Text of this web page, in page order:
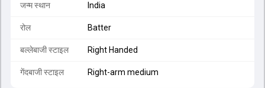
जन्म स्थान India
रोल Batter
बल्लेबाजी स्टाइल Right Handed
गेंदबाजी स्टाइल Right-arm medium